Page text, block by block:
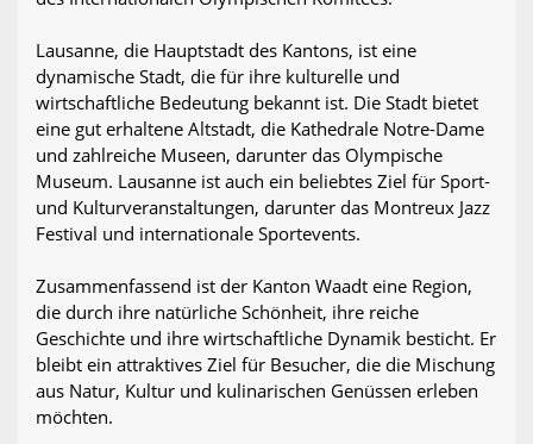
Lausanne, die Hauptstadt des Kantons, ist eine
dynamische Stadt, die für ihre kulturelle und
wirtschaftliche Bedeutung bekannt ist. Die Stadt bietet
eine gut erhaltene Altstadt, die Kathedrale Notre-Dame
und zahlreiche Museen, darunter das Olympische
Museum. Lausanne ist auch ein beliebtes Ziel für Sport-
und Kulturveranstaltungen, darunter das Montreux Jazz
Festival und internationale Sportevents.
Zusammenfassend ist der Kanton Waadt eine Region,
die durch ihre natürliche Schönheit, ihre reiche
Geschichte und ihre wirtschaftliche Dynamik besticht. Er
bleibt ein attraktives Ziel für Besucher, die die Mischung
aus Natur, Kultur und kulinarischen Genüssen erleben
möchten.